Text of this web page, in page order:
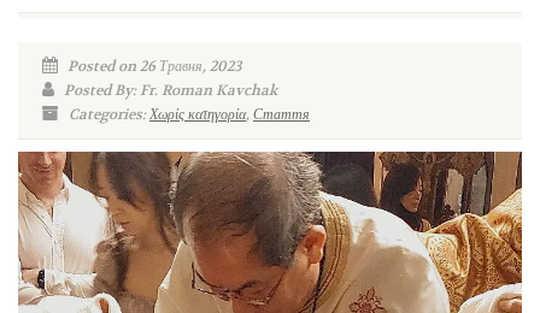
Posted on 26 Травня, 2023
Posted By: Fr. Roman Kavchak
Categories:Χωρίς κατηγορία,Стаття